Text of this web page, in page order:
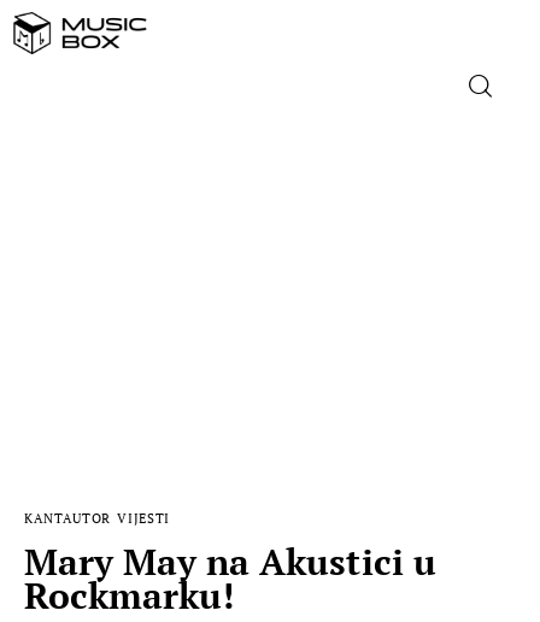
KANTAUTOR VIJESTI
Mary May na Akustici u
Rockmarku!